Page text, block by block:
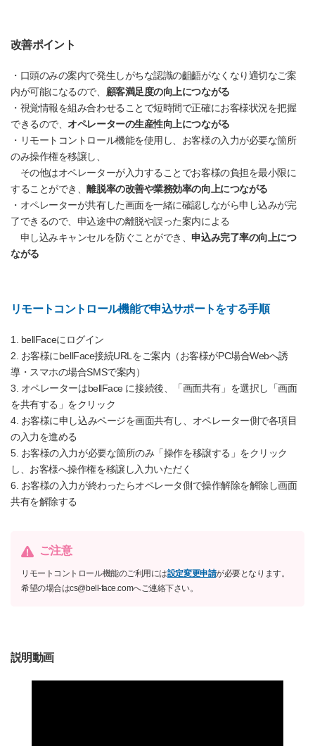
改善ポイント
・口頭のみの案内で発生しがちな認識の齟齬がなくなり適切なご案
内が可能になるので、 顧客満足度の向上につながる
・視覚情報を組み合わせることで短時間で正確にお客様状況を把握
できるので、オペレーターの生産性向上につながる
・リモートコントロール機能を使用し、お客様の入力が必要な箇所
のみ操作権を移譲し、
その他はオペレーターが入力することでお客様の負担を最小限に
することができ、離脱率の改善や業務効率の向上につながる
・オペレーターが共有した画面を一緒に確認しながら申し込みが完
了できるので、申込途中の離脱や誤った案内による
申し込みキャンセルを防ぐことができ、申込み完了率の向上につ
ながる
リモートコントロール機能で申込サポートをする手順
1. bellFaceにログイン
2. お客様にbellFace接続URLをご案内（お客様がPC場合Webへ誘
導・スマホの場合SMSで案内）
3. オペレーターはbellFace に接続後、「画面共有」を選択し「画面
を共有する」をクリック
4. お客様に申し込みページを画面共有し、オペレーター側で各項目
の入力を進める
5. お客様の入力が必要な箇所のみ「操作を移譲する」をクリック
し、お客様へ操作権を移譲し入力いただく
6. お客様の入力が終わったらオペレータ側で操作解除を解除し画面
共有を解除する
ご注意
リモートコントロール機能のご利用には設定変更申請が必要となります。
希望の場合はcs@bell-face.comへご連絡下さい。
説明動画